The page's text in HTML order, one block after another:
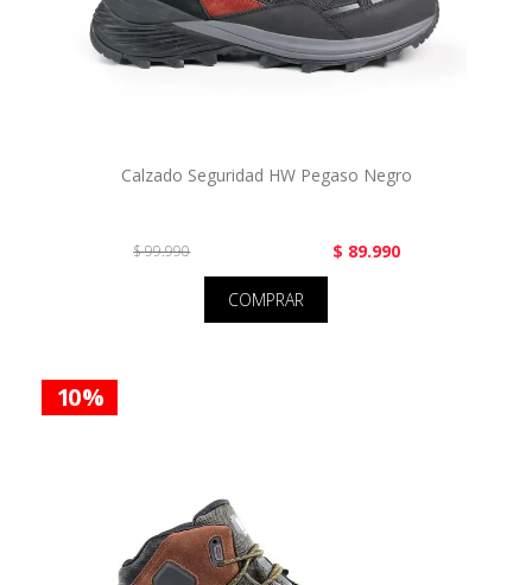
Calzado Seguridad HW Pegaso Negro
$ 99.990 $ 89.990
COMPRAR
10 %